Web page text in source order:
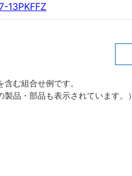
13PKFFZ
む組合せ例です。
製品・部品も表示されています。）